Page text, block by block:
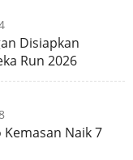
Disiapkan
Run 2026
Naik 7